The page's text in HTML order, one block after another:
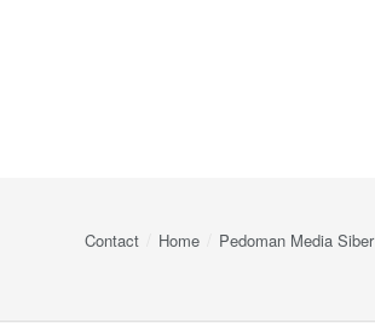
Contact Home Pedoman Media Siber